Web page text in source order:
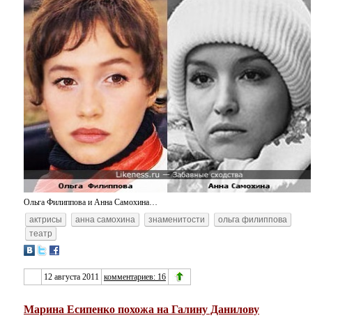
Ольга Филиппова и Анна Самохина…
актрисы
анна самохина знаменитости
ольга филиппова
театр
12 августа 2011 комментариев: 16
Марина Есипенко похожа на Галину Данилову